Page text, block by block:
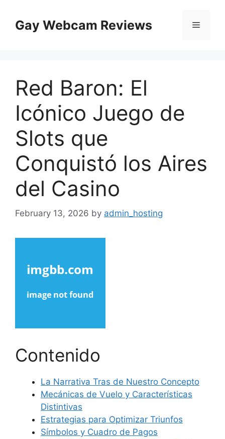
contentGay Webcam Reviews Menu
Red Baron: El
Icónico Juego de
Slots que
Conquistó los Aires
del Casino
February 13, 2026 by admin_hosting
Contenido
La Narrativa Tras de Nuestro Concepto
Mecánicas de Vuelo y Características
Distintivas
Estrategias para Optimizar Triunfos
Símbolos y Cuadro de Pagos